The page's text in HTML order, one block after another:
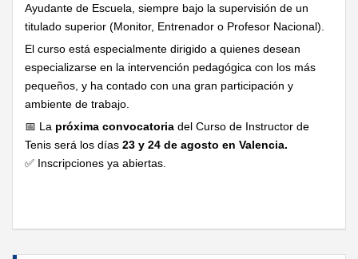
Ayudante de Escuela, siempre bajo la supervisión de un
titulado superior (Monitor, Entrenador o Profesor Nacional).
El curso está especialmente dirigido a quienes desean
especializarse en la intervención pedagógica con los más
pequeños, y ha contado con una gran participación y
ambiente de trabajo.
📅 La próxima convocatoria del Curso de Instructor de
Tenis será los días 23 y 24 de agosto en Valencia.
✅ Inscripciones ya abiertas.